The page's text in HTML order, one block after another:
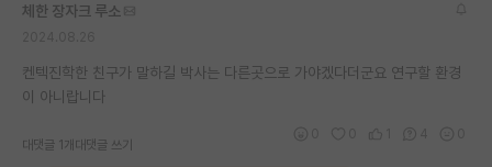
커리어
유학교육
이벤트
반도체 아카데미
체한 장자크 루소
켄텍진학한 친구가 말하길 박사는 다른곳으로 가야겠다더군요 연구할 환경
이 아니랍니다
대댓글 1개 대댓글 쓰기